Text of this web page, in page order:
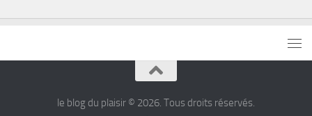
le blog du plaisir © 2026. Tous droits réservés.